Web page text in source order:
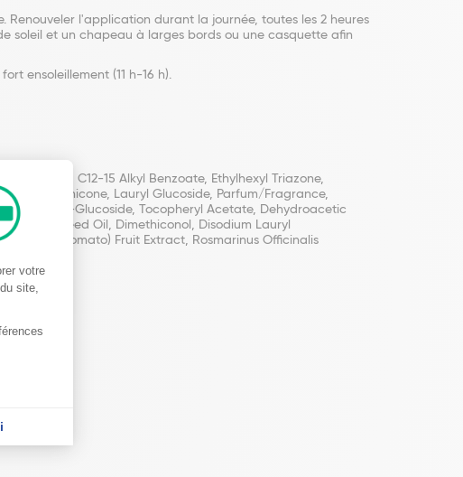
l'application durant la journée, toutes les 2 heures
soleil et un chapeau à larges bords ou une casquette afin
ensoleillement (11 h-16 h).
Triazine, C12-15 Alkyl Benzoate, Ethylhexyl Triazone,
Trimethicone, Lauryl Glucoside, Parfum/Fragrance,
Coco-Glucoside, Tocopheryl Acetate, Dehydroacetic
Seed Oil, Dimethiconol, Disodium Lauryl
(Tomato) Fruit Extract, Rosmarinus Officinalis